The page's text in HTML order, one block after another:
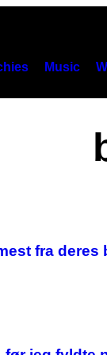
Music
fra deres